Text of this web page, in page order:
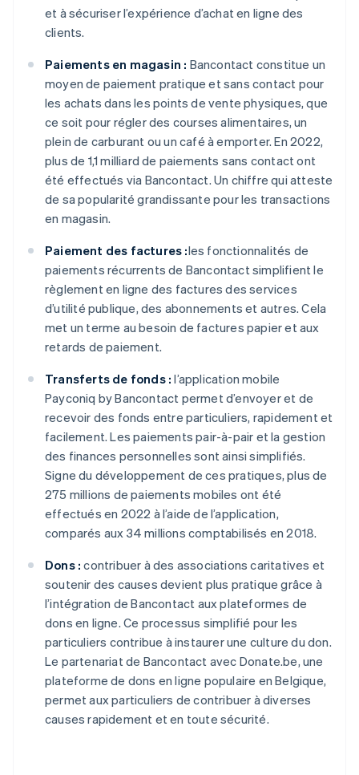
et à sécuriser l’expérience d’achat en ligne des
clients.
Paiements en magasin : Bancontact constitue un
moyen de paiement pratique et sans contact pour
les achats dans les points de vente physiques, que
ce soit pour régler des courses alimentaires, un
plein de carburant ou un café à emporter. En 2022,
plus de 1,1 milliard de paiements sans contact ont
été effectués via Bancontact. Un chiffre qui atteste
de sa popularité grandissante pour les transactions
en magasin.
Paiement des factures :les fonctionnalités de
paiements récurrents de Bancontact simplifient le
règlement en ligne des factures des services
d’utilité publique, des abonnements et autres. Cela
met un terme au besoin de factures papier et aux
retards de paiement.
Transferts de fonds : l’application mobile
Payconiq by Bancontact permet d’envoyer et de
recevoir des fonds entre particuliers, rapidement et
facilement. Les paiements pair-à-pair et la gestion
des finances personnelles sont ainsi simplifiés.
Signe du développement de ces pratiques, plus de
275 millions de paiements mobiles ont été
effectués en 2022 à l’aide de l’application,
comparés aux 34 millions comptabilisés en 2018.
Dons : contribuer à des associations caritatives et
soutenir des causes devient plus pratique grâce à
l’intégration de Bancontact aux plateformes de
dons en ligne. Ce processus simplifié pour les
particuliers contribue à instaurer une culture du don.
Le partenariat de Bancontact avec Donate.be, une
plateforme de dons en ligne populaire en Belgique,
permet aux particuliers de contribuer à diverses
causes rapidement et en toute sécurité.